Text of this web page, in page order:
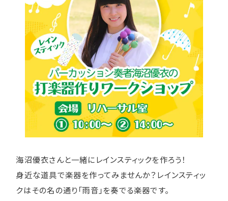
海沼優衣さんと一緒にレインスティックを作ろう！
身近な道具で楽器を作ってみませんか？レインスティッ
クはその名の通り「雨音」を奏でる楽器です。